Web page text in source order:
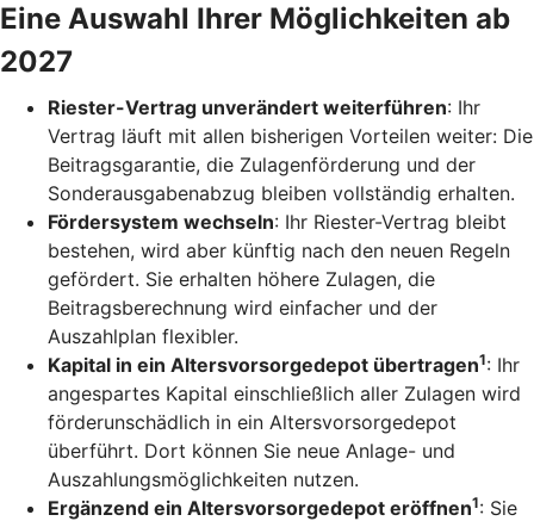
Eine Auswahl Ihrer Möglichkeiten ab
2027
Riester-Vertrag unverändert weiterführen: Ihr
Vertrag läuft mit allen bisherigen Vorteilen weiter: Die
Beitragsgarantie, die Zulagenförderung und der
Sonderausgabenabzug bleiben vollständig erhalten.
Fördersystem wechseln: Ihr Riester-Vertrag bleibt
bestehen, wird aber künftig nach den neuen Regeln
gefördert. Sie erhalten höhere Zulagen, die
Beitragsberechnung wird einfacher und der
Auszahlplan flexibler.
Kapital in ein Altersvorsorgedepot übertragen1: Ihr
angespartes Kapital einschließlich aller Zulagen wird
förderunschädlich in ein Altersvorsorgedepot
überführt. Dort können Sie neue Anlage- und
Auszahlungsmöglichkeiten nutzen.
Ergänzend ein Altersvorsorgedepot eröffnen1: Sie